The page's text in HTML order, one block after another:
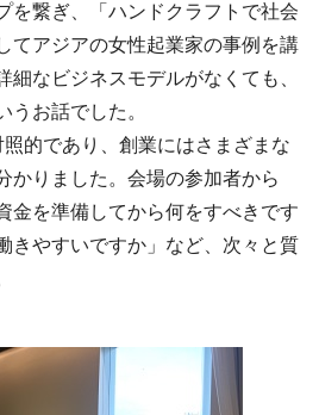
を繋ぎ、「ハンドクラフトで社会
てアジアの女性起業家の事例を講
細なビジネスモデルがなくても、
うお話でした。
的であり、創業にはさまざまな
かりました。会場の参加者から
金を準備してから何をすべきです
きやすいですか」など、次々と質